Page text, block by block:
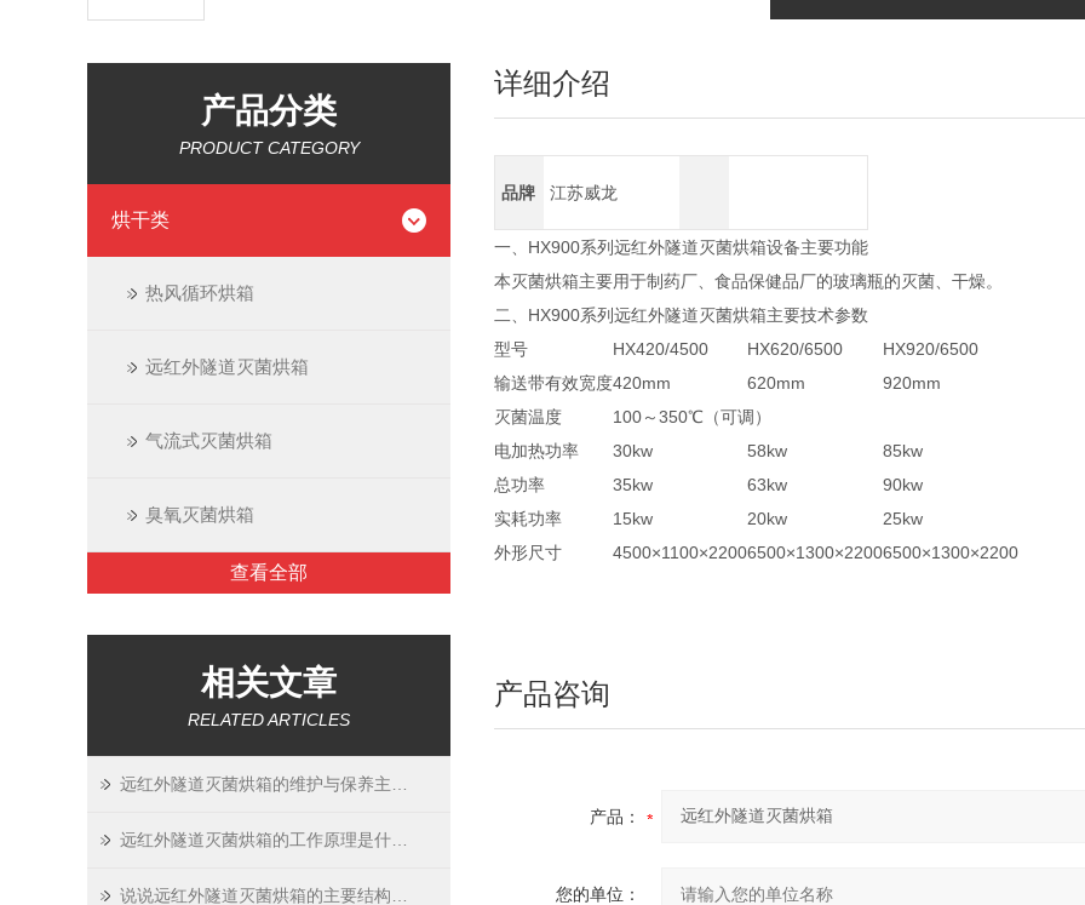
产品分类
PRODUCT CATEGORY
烘干类
热风循环烘箱
远红外隧道灭菌烘箱
气流式灭菌烘箱
臭氧灭菌烘箱
查看全部
相关文章
RELATED ARTICLES
详细介绍
品牌 江苏威龙
一、HX900系列远红外隧道灭菌烘箱设备主要功能
本灭菌烘箱主要用于制药厂、食品保健品厂的玻璃瓶的灭菌、干燥。
二、HX900系列远红外隧道灭菌烘箱主要技术参数
型号
HX420/4500 HX620/6500
HX920/6500
输送带有效宽度420mm 620mm
920mm
灭菌温度
100～350℃（可调）
电加热功率
30kw 58kw
85kw
总功率
35kw 63kw
90kw
实耗功率
15kw 20kw
25kw
外形尺寸
4500×1100×22006500×1300×22006500×1300×2200
产品咨询
产品：
您的单位：